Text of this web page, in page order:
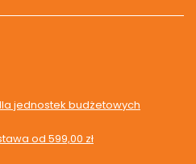
jednostek budżetowych
od 599,00 zł